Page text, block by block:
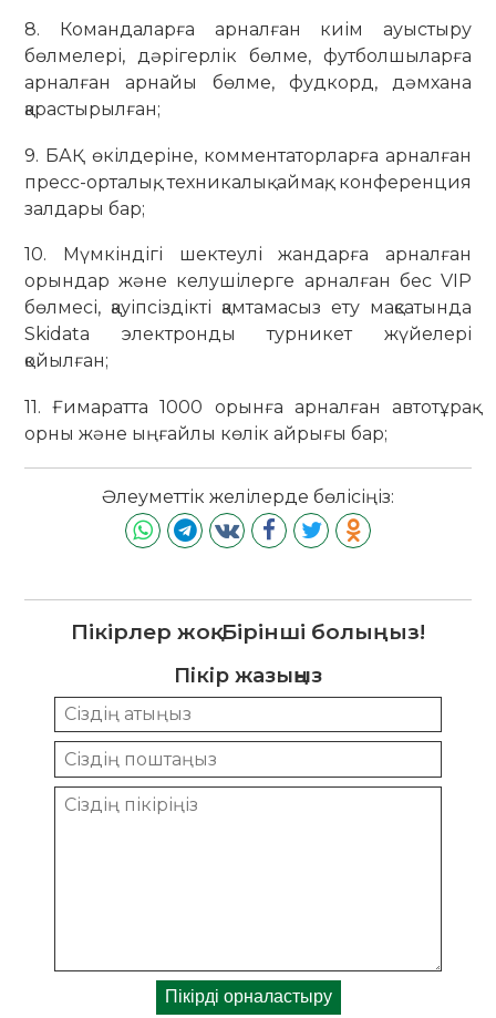
8. Командаларға арналған киім ауыстыру
бөлмелері, дәрігерлік бөлме, футболшыларға
арналған арнайы бөлме, фудкорд, дәмхана
қарастырылған;
9. БАҚ өкілдеріне, комментаторларға арналған
пресс-орталық, техникалық аймақ, конференция
залдары бар;
10. Мүмкіндігі шектеулі жандарға арналған
орындар және келушілерге арналған бес VIP
бөлмесі, қауіпсіздікті қамтамасыз ету мақсатында
Skidata электронды турникет жүйелері
қойылған;
11. Ғимаратта 1000 орынға арналған автотұрақ
орны және ыңғайлы көлік айрығы бар;
Әлеуметтік желілерде бөлісіңіз:
Пікірлер жоқ. Бірінші болыңыз!
Пікір жазыңыз